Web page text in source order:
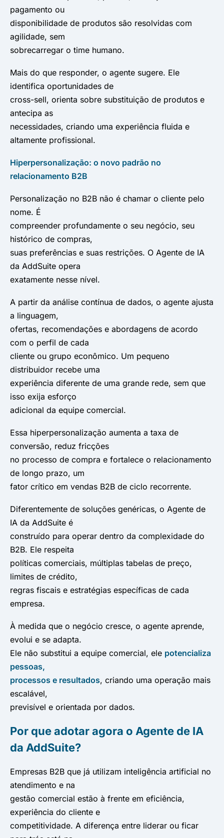
pagamento ou
disponibilidade de produtos são resolvidas com
agilidade, sem
sobrecarregar o time humano.
Mais do que responder, o agente sugere. Ele
identifica oportunidades de
cross-sell, orienta sobre substituição de produtos e
antecipa as
necessidades, criando uma experiência fluida e
altamente profissional.
Hiperpersonalização: o novo padrão no
relacionamento B2B
Personalização no B2B não é chamar o cliente pelo
nome. É
compreender profundamente o seu negócio, seu
histórico de compras,
suas preferências e suas restrições. O Agente de IA
da AddSuite opera
exatamente nesse nível.
A partir da análise contínua de dados, o agente ajusta
a linguagem,
ofertas, recomendações e abordagens de acordo
com o perfil de cada
cliente ou grupo econômico. Um pequeno
distribuidor recebe uma
experiência diferente de uma grande rede, sem que
isso exija esforço
adicional da equipe comercial.
Essa hiperpersonalização aumenta a taxa de
conversão, reduz fricções
no processo de compra e fortalece o relacionamento
de longo prazo, um
fator crítico em vendas B2B de ciclo recorrente.
Diferentemente de soluções genéricas, o Agente de
IA da AddSuite é
construído para operar dentro da complexidade do
B2B. Ele respeita
políticas comerciais, múltiplas tabelas de preço,
limites de crédito,
regras fiscais e estratégias específicas de cada
empresa.
À medida que o negócio cresce, o agente aprende,
evolui e se adapta.
Ele não substitui a equipe comercial, ele potencializa
pessoas,
processos e resultados, criando uma operação mais
escalável,
previsível e orientada por dados.
Por que adotar agora o Agente de IA
da AddSuite?
Empresas B2B que já utilizam inteligência artificial no
atendimento e na
gestão comercial estão à frente em eficiência,
experiência do cliente e
competitividade. A diferença entre liderar ou ficar